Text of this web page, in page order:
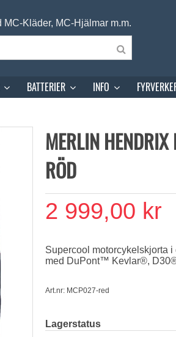
Kläder, MC-Hjälmar m.m.
BATTERIER INFO
MERLIN HENDRIX
RÖD
2 999,00 kr
Supercool motorcykelskjorta
med DuPont™️ Kevlar®️,
Art.nr: MCP027-red
Lagerstatus